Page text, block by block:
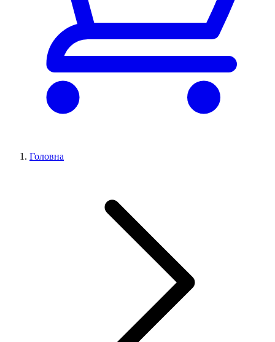
Головна